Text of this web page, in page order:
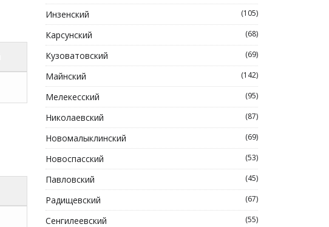
Инзенский (105)
Карсунский (68)
Кузоватовский (69)
Майнский (142)
Мелекесский (95)
Николаевский (87)
Новомалыклинский (69)
Новоспасский (53)
Павловский (45)
Радищевский (67)
Сенгилеевский (55)